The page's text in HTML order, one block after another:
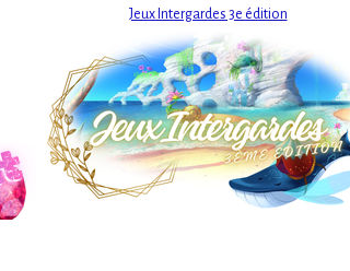
Jeux Intergardes 3e édition